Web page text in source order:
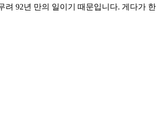
려 92년 만의 일이기 때문입니다. 게다가 한